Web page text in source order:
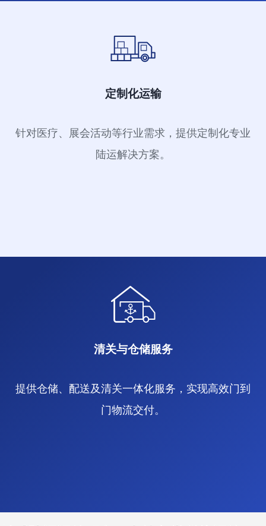
定制化运输
针对医疗、展会活动等行业需求，提供定制化专业
陆运解决方案。
清关与仓储服务
提供仓储、配送及清关一体化服务，实现高效门到
门物流交付。